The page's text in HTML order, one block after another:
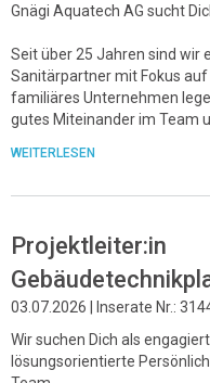
Gnägi Aquatech AG sucht
Seit über 25 Jahren sind wir
Sanitärpartner mit Fokus
familiäres Unternehmen
gutes Miteinander im Team
WEITERLESEN
Projektleiter:in
03.07.2026 | Inserate Nr.:
Wir suchen Dich als
lösungsorientierte